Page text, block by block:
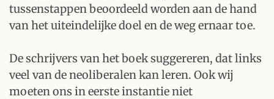
tussenstappen beoordeeld worden aan de hand
van het uiteindelijke doel en de weg ernaar toe.
De schrijvers van het boek suggereren, dat links
veel van de neoliberalen kan leren. Ook wij
moeten ons in eerste instantie niet